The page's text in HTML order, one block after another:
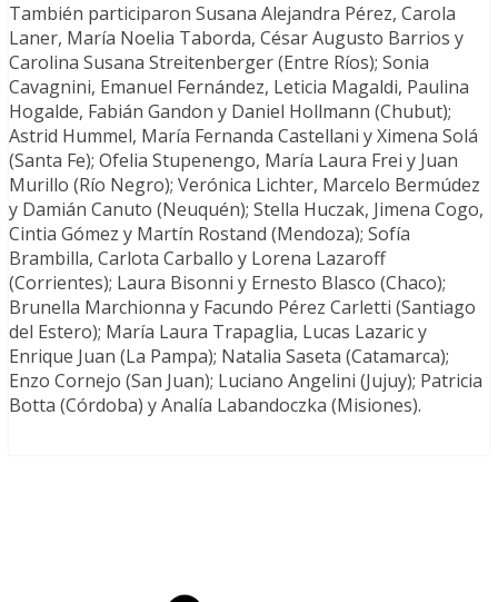
También participaron Susana Alejandra Pérez, Carola
Laner, María Noelia Taborda, César Augusto Barrios y
Carolina Susana Streitenberger (Entre Ríos); Sonia
Cavagnini, Emanuel Fernández, Leticia Magaldi, Paulina
Hogalde, Fabián Gandon y Daniel Hollmann (Chubut);
Astrid Hummel, María Fernanda Castellani y Ximena Solá
(Santa Fe); Ofelia Stupenengo, María Laura Frei y Juan
Murillo (Río Negro); Verónica Lichter, Marcelo Bermúdez
y Damián Canuto (Neuquén); Stella Huczak, Jimena Cogo,
Cintia Gómez y Martín Rostand (Mendoza); Sofía
Brambilla, Carlota Carballo y Lorena Lazaroff
(Corrientes); Laura Bisonni y Ernesto Blasco (Chaco);
Brunella Marchionna y Facundo Pérez Carletti (Santiago
del Estero); María Laura Trapaglia, Lucas Lazaric y
Enrique Juan (La Pampa); Natalia Saseta (Catamarca);
Enzo Cornejo (San Juan); Luciano Angelini (Jujuy); Patricia
Botta (Córdoba) y Analía Labandoczka (Misiones).